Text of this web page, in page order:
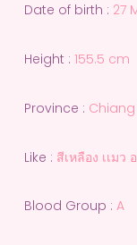
Date of birth : 27
Height : 155.5 cm
Province :
Like : สีเหลือง เเมว
Blood Group : A